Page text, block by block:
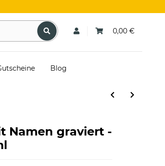
0,00 €
Blog
Namen graviert -